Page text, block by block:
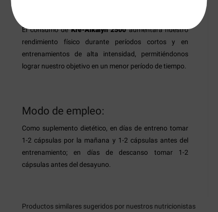
El consumo deKre-Alkalyn 2500aumentará nuestro
rendimiento físico durante períodos cortos y en
entrenamientos de alta intensidad, permitiéndonos
lograr nuestro objetivo en un menor período de tiempo.
Modo de empleo:
Como suplemento dietético, en días de entreno tomar
1-2 cápsulas por la mañana y 1-2 cápsulas antes del
entrenamiento; en días de descanso tomar 1-2
cápsulas antes del desayuno.
Productos similares sugeridos por nuestros nutricionistas